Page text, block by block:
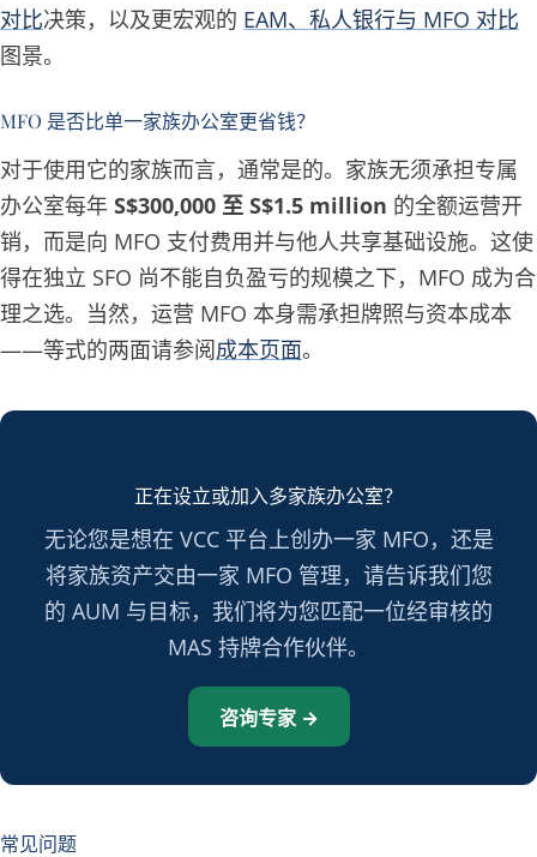
对比决策，以及更宏观的 EAM、私人银行与 MFO 对比
图景。
MFO 是否比单一家族办公室更省钱？
对于使用它的家族而言，通常是的。家族无须承担专属
办公室每年 S$300,000 至 S$1.5 million 的全额运营开
销，而是向 MFO 支付费用并与他人共享基础设施。这使
得在独立 SFO 尚不能自负盈亏的规模之下，MFO 成为合
理之选。当然，运营 MFO 本身需承担牌照与资本成本
——等式的两面请参阅成本页面。
正在设立或加入多家族办公室？
无论您是想在 VCC 平台上创办一家 MFO，还是
将家族资产交由一家 MFO 管理，请告诉我们您
的 AUM 与目标，我们将为您匹配一位经审核的
MAS 持牌合作伙伴。
咨询专家 →
常见问题